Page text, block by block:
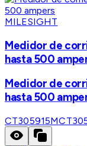
MILESIGHT
Medidor de
hasta 500
Medidor de
hasta 500
CT305915M